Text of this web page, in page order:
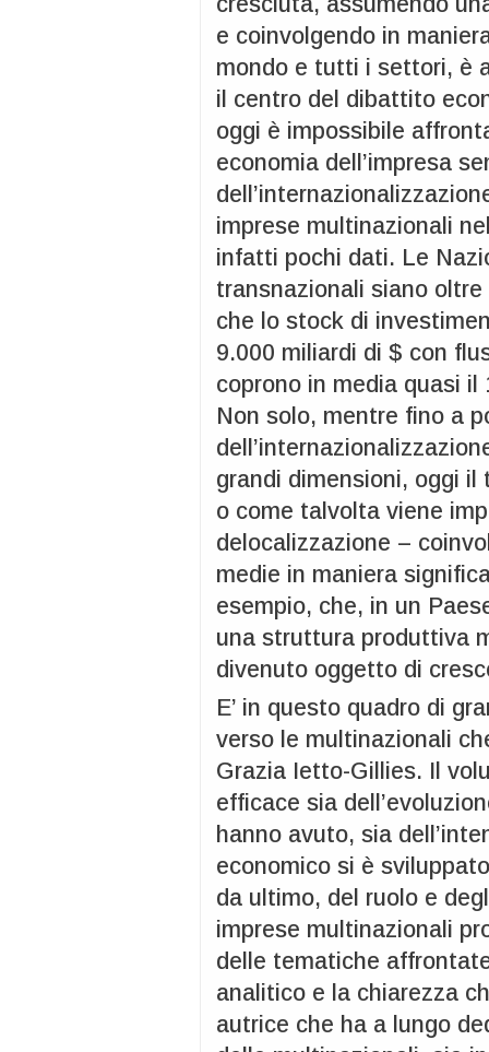
e coinvolgendo in
mondo e tutti i settori, è
il centro del dibattito
oggi è impossibile
economia dell’impresa
imprese multinazionali
infatti pochi dati. Le
transnazionali siano
che lo stock di
9.000 miliardi di $ con
coprono in media quasi
Non solo, mentre fino a
grandi dimensioni, oggi il
o come talvolta viene
delocalizzazione –
medie in maniera
esempio, che, in un
una struttura produttiva
divenuto oggetto di
E’ in questo quadro di
verso le multinazionali
Grazia Ietto-Gillies. Il
efficace sia
hanno avuto, sia
economico si è
da ultimo, del ruolo e
imprese multinazionali
delle tematiche
analitico e la chiarezza
autrice che ha a lungo